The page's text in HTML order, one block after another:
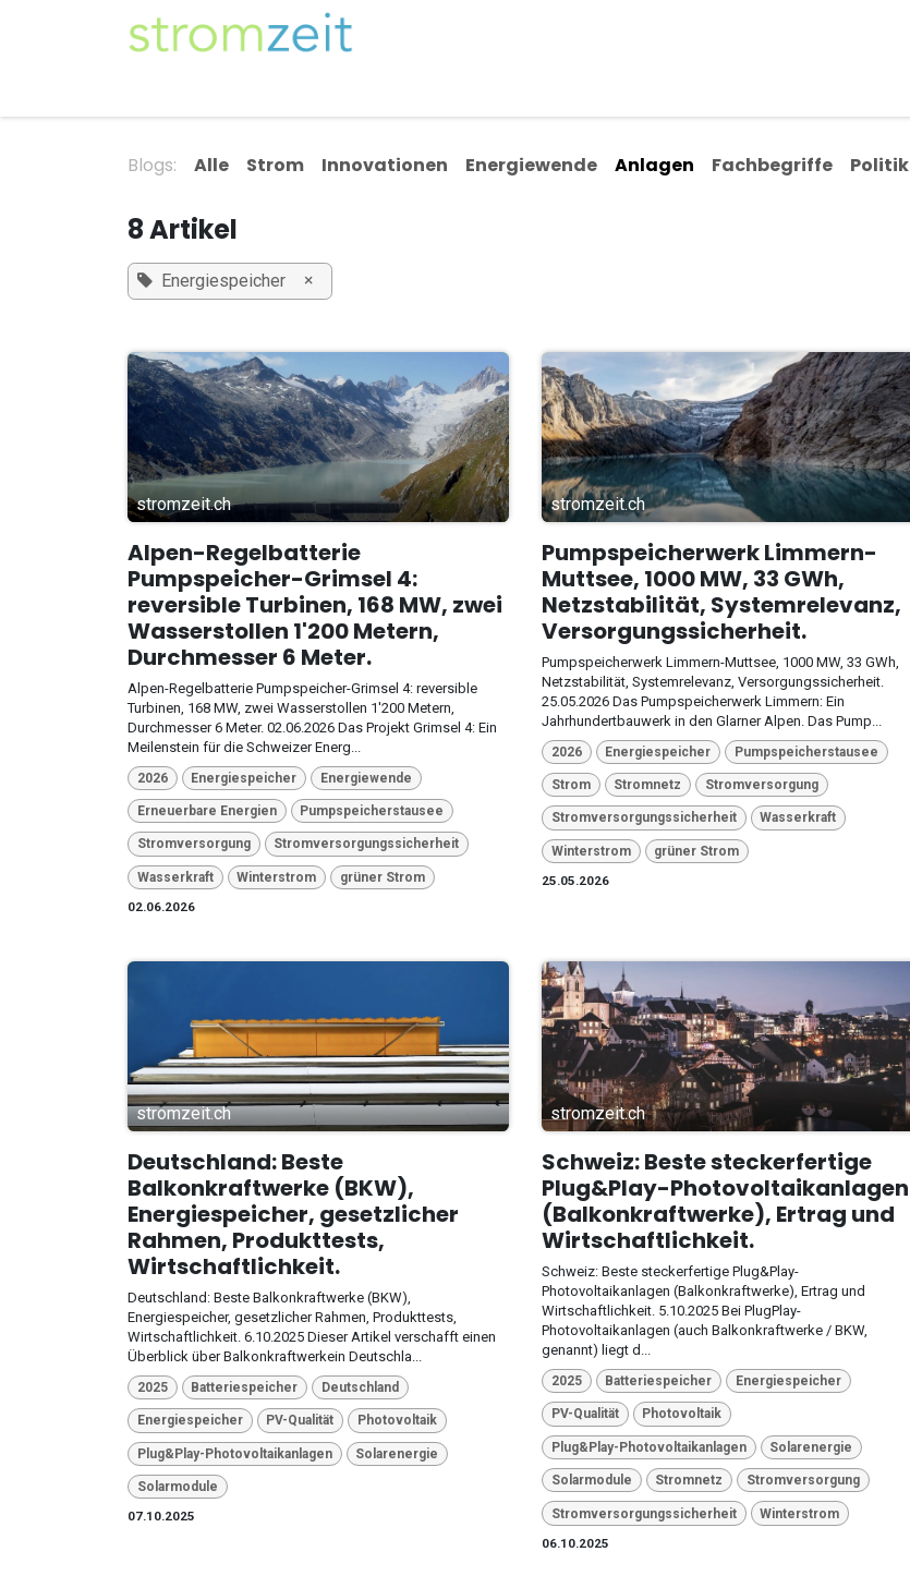
Zum Inhalt springen
Blogs: Alle Strom Innovationen Energiewende Anlagen Fachbegriffe Politik
8 Artikel
Energiespeicher ×
stromzeit.ch
Alpen-Regelbatterie
Pumpspeicher-Grimsel 4:
reversible Turbinen, 168 MW, zwei
Wasserstollen 1'200 Metern,
Durchmesser 6 Meter.
Alpen-Regelbatterie Pumpspeicher-Grimsel 4: reversible
Turbinen, 168 MW, zwei Wasserstollen 1'200 Metern,
Durchmesser 6 Meter. 02.06.2026 Das Projekt Grimsel 4: Ein
Meilenstein für die Schweizer Energ...
2026 Energiespeicher Energiewende
Erneuerbare Energien Pumpspeicherstausee
Stromversorgung Stromversorgungssicherheit
Wasserkraft Winterstrom
grüner Strom
02.06.2026
stromzeit.ch
Pumpspeicherwerk Limmern-
Muttsee, 1000 MW, 33 GWh,
Netzstabilität, Systemrelevanz,
Versorgungssicherheit.
Pumpspeicherwerk Limmern-Muttsee, 1000 MW, 33 GWh,
Netzstabilität, Systemrelevanz, Versorgungssicherheit.
25.05.2026 Das Pumpspeicherwerk Limmern: Ein
Jahrhundertbauwerk in den Glarner Alpen. Das Pump...
2026 Energiespeicher Pumpspeicherstausee
Strom Stromnetz Stromversorgung
Stromversorgungssicherheit Wasserkraft
Winterstrom
grüner Strom
25.05.2026
stromzeit.ch
Deutschland: Beste
Balkonkraftwerke (BKW),
Energiespeicher, gesetzlicher
Rahmen, Produkttests,
Wirtschaftlichkeit.
Deutschland: Beste Balkonkraftwerke (BKW),
Energiespeicher, gesetzlicher Rahmen, Produkttests,
Wirtschaftlichkeit. 6.10.2025 Dieser Artikel verschafft einen
Überblick über Balkonkraftwerkein Deutschla...
2025 Batteriespeicher Deutschland
Energiespeicher PV-Qualität Photovoltaik
Plug&Play-Photovoltaikanlagen Solarenergie
Solarmodule
07.10.2025
stromzeit.ch
Schweiz: Beste steckerfertige
Plug&Play-Photovoltaikanlagen
(Balkonkraftwerke), Ertrag und
Wirtschaftlichkeit.
Schweiz: Beste steckerfertige Plug&Play-
Photovoltaikanlagen (Balkonkraftwerke), Ertrag und
Wirtschaftlichkeit. 5.10.2025 Bei PlugPlay-
Photovoltaikanlagen (auch Balkonkraftwerke / BKW,
genannt) liegt d...
2025 Batteriespeicher Energiespeicher
PV-Qualität Photovoltaik
Plug&Play-Photovoltaikanlagen Solarenergie
Solarmodule Stromnetz Stromversorgung
Stromversorgungssicherheit
Winterstrom
06.10.2025